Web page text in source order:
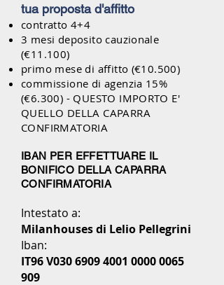
tua proposta d'affitto
contratto 4+4
3 mesi deposito cauzionale
(€11.100)
primo mese di affitto (€10.500)
commissione di agenzia 15%
(€6.300) - QUESTO IMPORTO E'
QUELLO DELLA CAPARRA
CONFIRMATORIA
IBAN PER EFFETTUARE IL
BONIFICO DELLA CAPARRA
CONFIRMATORIA
Intestato a:
Milanhouses di Lelio Pellegrini
Iban:
IT96 V0306909 4001 0000 0065
909